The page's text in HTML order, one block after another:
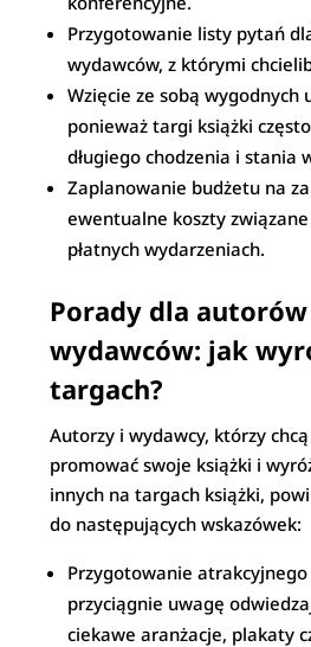
Przygotowanie listy pytań
wydawców, z którymi
Wzięcie ze sobą wygodnych
ponieważ targi książki
długiego chodzenia i stania
Zaplanowanie budżetu na
ewentualne koszty
płatnych wydarzeniach.
Porady dla
wydawców: jak
targach?
Autorzy i wydawcy, którzy
promować swoje książki i
innych na targach książki,
do następujących wskazówek:
Przygotowanie
przyciągnie uwagę
ciekawe aranżacje, plakaty